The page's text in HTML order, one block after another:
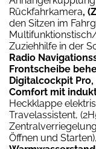
Rückfahrkamera,
den Sitzen im
Zuziehhilfe in der
Radio
Frontscheibe
Digitalcockpit
Comfort mit
Heckklappe
Travelassistent,
Öffnen und